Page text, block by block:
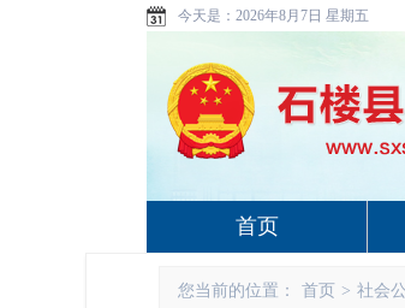
今天是： 2026年8月7日 星期五
首页
您当前的位置： 首页 > 社会